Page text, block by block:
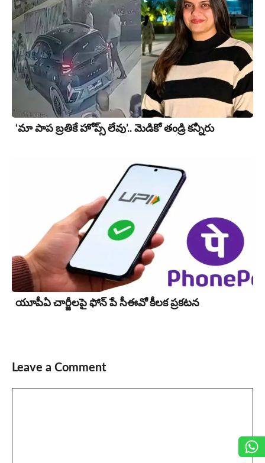
‘మా పాప బ్రతికే హోప్స్ లేవు’.. మెడికో తండ్రి కన్నీరు
యూపీఏ చార్జీల‌పై ఫోన్ పే సీఈవో కీల‌క ప్ర‌క‌ట‌న‌
Leave a Comment